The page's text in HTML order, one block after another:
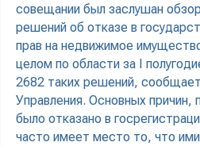
совещании был заслушан
решений об отказе в
прав на недвижимое
целом по области за I
2682 таких решений,
Управления. Основных
было отказано в
часто имеет место то, что